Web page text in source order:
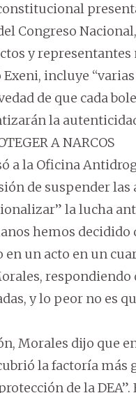
Congreso
y
incluye
de que cada
la
A NARCOS
a la Oficina
de suspender
la lucha
hemos
en un acto en un
respondiendo
y lo peor no es
Morales dijo que
la factoría más
de la